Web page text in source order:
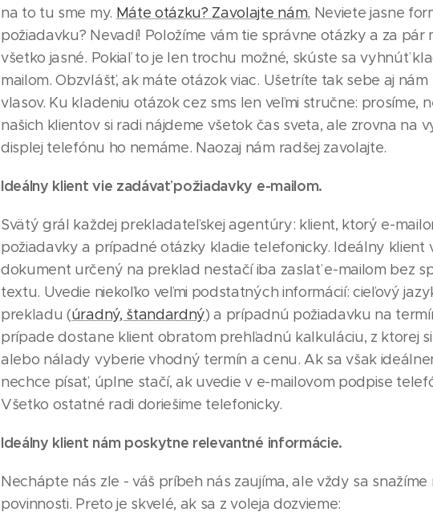
na to tu sme my. Máte otázku? Zavolajte nám. Neviete jasne
požiadavku? Nevadí! Položíme vám tie správne otázky a za pár
všetko jasné. Pokiaľ to je len trochu možné, skúste sa vyhnúť
mailom. Obzvlášť, ak máte otázok viac. Ušetríte tak sebe aj
vlasov. Ku kladeniu otázok cez sms len veľmi stručne: prosíme,
našich klientov si radi nájdeme všetok čas sveta, ale zrovna na
displej telefónu ho nemáme. Naozaj nám radšej zavolajte.
Ideálny klient vie zadávať požiadavky e-mailom.
Svätý grál každej prekladateľskej agentúry: klient, ktorý e-
požiadavky a prípadné otázky kladie telefonicky. Ideálny klient
dokument určený na preklad nestačí iba zaslať e-mailom bez
textu. Uvedie niekoľko veľmi podstatných informácií: cieľový
prekladu (úradný, štandardný) a prípadnú požiadavku na
prípade dostane klient obratom prehľadnú kalkuláciu, z ktorej
alebo nálady vyberie vhodný termín a cenu. Ak sa však
nechce písať, úplne stačí, ak uvedie v e-mailovom podpise
Všetko ostatné radi doriešime telefonicky.
Ideálny klient nám poskytne relevantné informácie.
Nechápte nás zle - váš príbeh nás zaujíma, ale vždy sa
povinnosti. Preto je skvelé, ak sa z voleja dozvieme: